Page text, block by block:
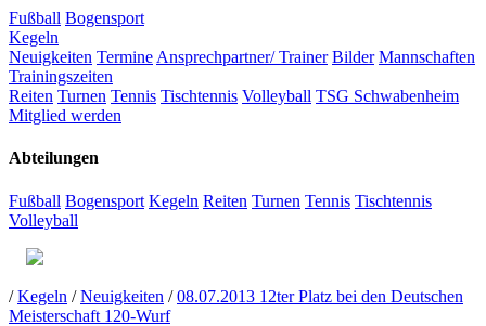
Fußball Bogensport
Kegeln
Neuigkeiten Termine Ansprechpartner/ Trainer Bilder Mannschaften
Trainingszeiten
Reiten Turnen Tennis Tischtennis Volleyball TSG Schwabenheim
Mitglied werden
Abteilungen
Fußball Bogensport Kegeln Reiten Turnen Tennis Tischtennis
Volleyball
/ Kegeln / Neuigkeiten / 08.07.2013 12ter Platz bei den Deutschen
Meisterschaft 120-Wurf